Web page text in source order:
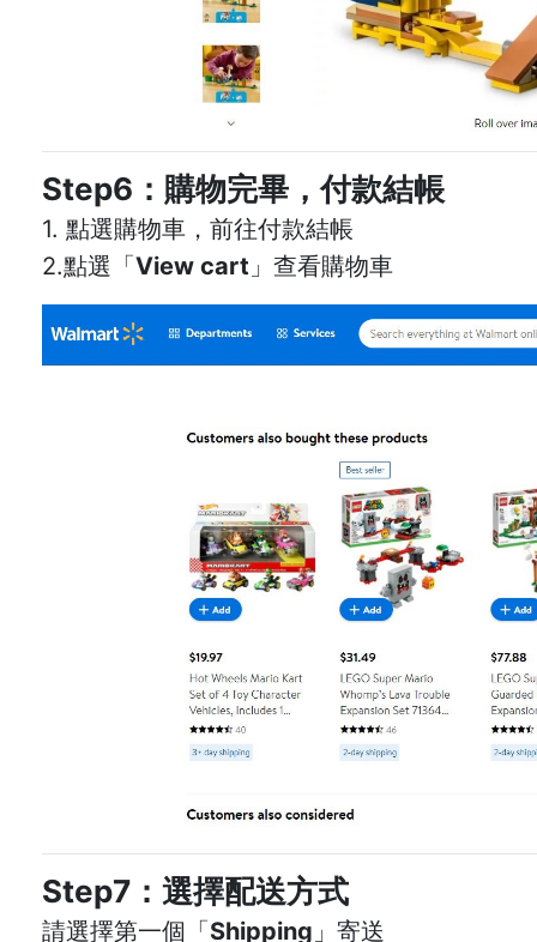
Step6：購物完畢，付款結帳
1. 點選購物車，前往付款結帳
2.點選「View cart 」查看購物車
Step7：選擇配送方式
請選擇第一個「Shipping 」寄送